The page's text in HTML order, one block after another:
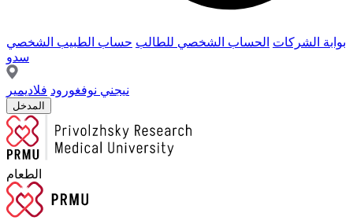
بوابة الشركات الحساب الشخصي للطالب حساب الطبيب الشخصي
سدو
نيجني نوفغورود فلاديمير
المدخل
الطعام